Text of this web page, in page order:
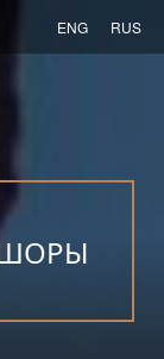
ENG RUS